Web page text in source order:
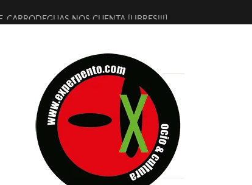
CARRODEGUAS NOS CUENTA [LIBRES!!!]
JONDA] DE JUAN GUERRERO ZAMORA
LA ESCUELA DEL DIRECTOR TEATRAL CLAUDIO TOLCACHIR
(NO ES NADA) DE LA KATARSIS DEL TOMATAZO
JUDÍAS EN #EXVITA
REINVENTAN [BITÁCORA 3.0] EN EXVITA
FLASH PRESENTA EN EXVITA [RELATIVA SENCILLEZ]